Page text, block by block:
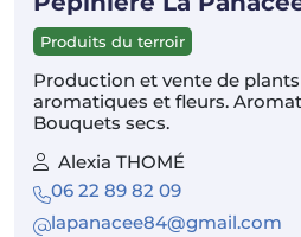
Produits du terroir
Production et vente de
aromatiques et fleurs.
Bouquets secs.
Alexia THOMÉ
06 22 89 82 09
lapanacee84@gmail.com